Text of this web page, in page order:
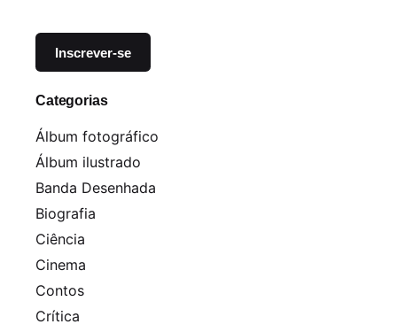
Categorias
Álbum fotográfico
Álbum ilustrado
Banda Desenhada
Biografia
Ciência
Cinema
Contos
Crítica